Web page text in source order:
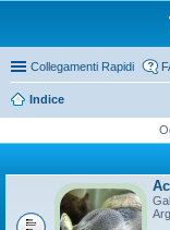
Collegamenti Rapidi
Indice